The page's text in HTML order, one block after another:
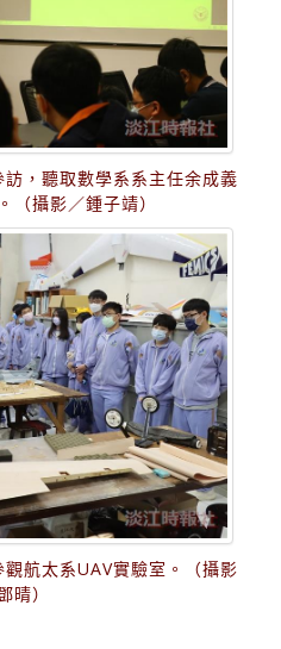
，聽取數學系系主任余成義
（攝影／鍾子靖）
航太系UAV實驗室。（攝影
晴）